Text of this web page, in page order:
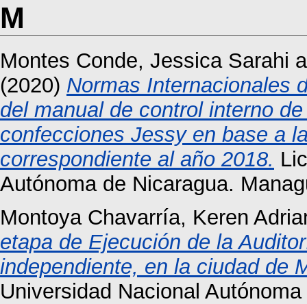
M
Montes Conde, Jessica Sarahi
(2020) Normas Internacionales
del manual de control interno
confecciones Jessy en base a
correspondiente al año 2018.
Autónoma de Nicaragua.
Montoya Chavarría, Keren
etapa de Ejecución de la
independiente, en la ciudad de
Universidad Nacional